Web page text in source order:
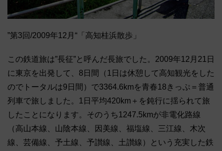
”第3回/2009年12月“「高知桂浜散歩」
この鉄道旅は”長征”と呼んだ長旅でした。2009年12月21日
に東京を出発して、8日間（1日は休憩して高知観光をした
のでトータルは9日間）で3364.6kmを青春18きっぷ＝普通
列車で旅しました。1日平均420km＋を鈍行に揺られて旅
したことになります。そのうち1247.5kmが非電化路線
（高山本線、山陰本線、因美線、福塩線、三江線、木次
線、芸備線、予土線、予讃線、土讃線）という充実した鉄